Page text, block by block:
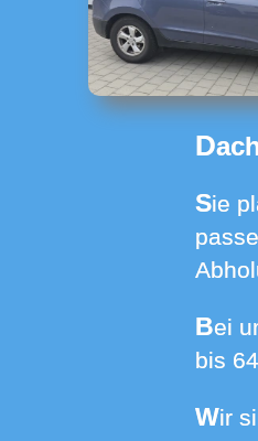
Sie planen den nächsten Urlaub, aber wo das Gepäck verstauen? Mieten Sie eine Dachbox bei uns mit
Bei uns können Sie eine Dachbox passend für Ihr Auto mieten. Wir haben Boxen in Größen von 370
bis
Wir sind Ihr Ansprechpartner wenn es um die Dachboxmiete in Erzhütten und vielen weiteren Orten in